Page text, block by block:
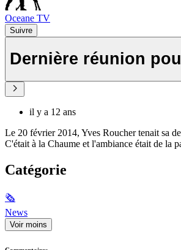
Oceane TV
Suivre
Dernière réunion
il y a 12 ans
Le 20 février 2014, Yves Roucher tenait sa
C'était à la Chaume et l'ambiance était de la
Catégorie
🗞
News
Voir moins